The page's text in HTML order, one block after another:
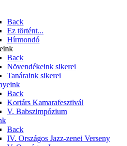
Back
Ez történt...
Hírmondó
Back
Növendékeink sikerei
Tanáraink sikerei
Back
Kortárs Kamarafesztivál
V. Babszimpózium
Back
IV. Országos Jazz-zenei Verseny